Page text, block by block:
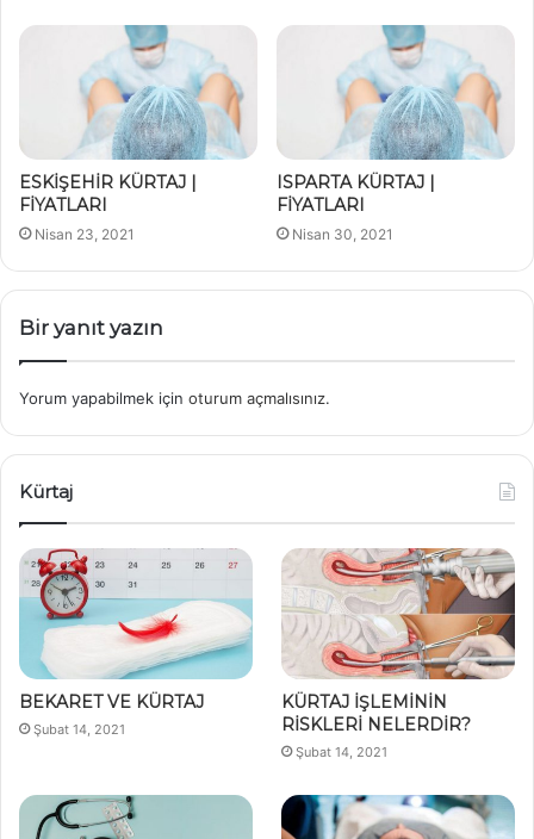
ESKİŞEHİR KÜRTAJ |
FİYATLARI
Nisan 23, 2021
ISPARTA KÜRTAJ |
FİYATLARI
Nisan 30, 2021
Bir yanıt yazın
Yorum yapabilmek için oturum açmalısınız.
Kürtaj
BEKARET VE KÜRTAJ
Şubat 14, 2021
KÜRTAJ İŞLEMİNİN
RİSKLERİ NELERDİR?
Şubat 14, 2021